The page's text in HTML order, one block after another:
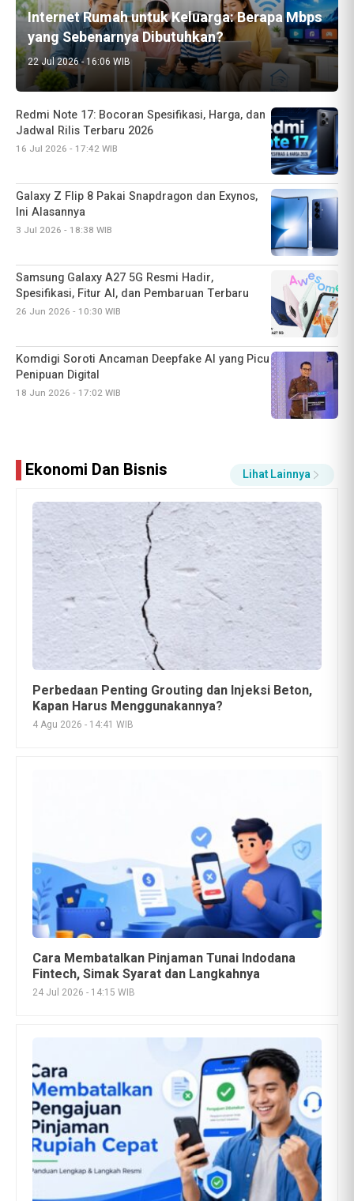
Internet Rumah untuk Keluarga: Berapa Mbps
yang Sebenarnya Dibutuhkan?
22 Jul 2026 - 16:06 WIB
Galaxy Z Flip 8 Pakai Snapdragon dan Exynos,
Ini Alasannya
3 Jul 2026 - 18:38 WIB
Samsung Galaxy A27 5G Resmi Hadir,
Spesifikasi, Fitur AI, dan Pembaruan Terbaru
26 Jun 2026 - 10:30 WIB
Komdigi Soroti Ancaman Deepfake AI yang Picu
Penipuan Digital
18 Jun 2026 - 17:02 WIB
10 Fitur Baru iOS 27 Public Beta yang Wajib
Dicoba, Siri Makin Pintar
16 Jul 2026 - 17:54 WIB
Ekonomi Dan Bisnis Lihat Lainnya
Cara Membatalkan Pinjaman Tunai Indodana
Fintech, Simak Syarat dan Langkahnya
24 Jul 2026 - 14:15 WIB
Cara Membatalkan Pengajuan Pinjaman Rupiah
Cepat, Simak Langkahnya
24 Jul 2026 - 10:47 WIB